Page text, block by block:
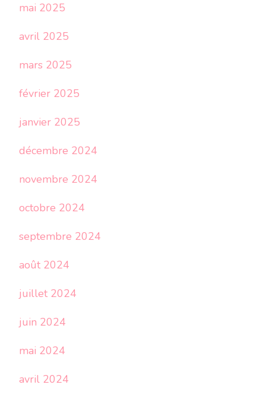
mai 2025
avril 2025
mars 2025
février 2025
janvier 2025
décembre 2024
novembre 2024
octobre 2024
septembre 2024
août 2024
juillet 2024
juin 2024
mai 2024
avril 2024